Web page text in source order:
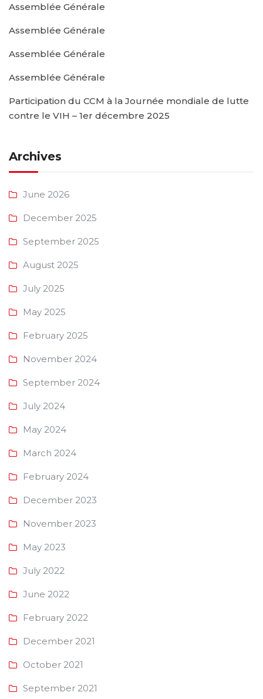
Assemblée Générale
Assemblée Générale
Assemblée Générale
Assemblée Générale
Participation du CCM à la Journée mondiale de lutte
contre le VIH – 1er décembre 2025
Archives
June 2026
December 2025
September 2025
August 2025
July 2025
May 2025
February 2025
November 2024
September 2024
July 2024
May 2024
March 2024
February 2024
December 2023
November 2023
May 2023
July 2022
June 2022
February 2022
December 2021
October 2021
September 2021